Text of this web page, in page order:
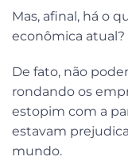
Mas, afinal, há o
econômica atual?
De fato, não
rondando os
estopim com a
estavam
mundo.